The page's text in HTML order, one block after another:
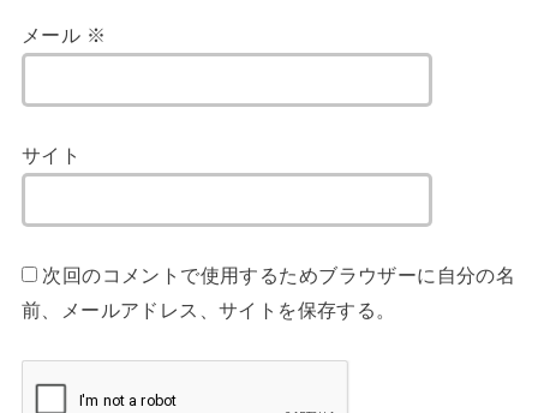
メール ※
サイト
次回のコメントで使用するためブラウザーに自分の名
前、メールアドレス、サイトを保存する。